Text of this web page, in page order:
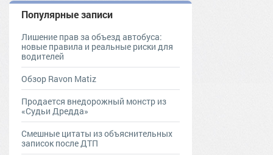
Популярные записи
Лишение прав за объезд автобуса:
новые правила и реальные риски для
водителей
Обзор Ravon Matiz
Продается внедорожный монстр из
«Судьи Дредда»
Смешные цитаты из объяснительных
записок после ДТП